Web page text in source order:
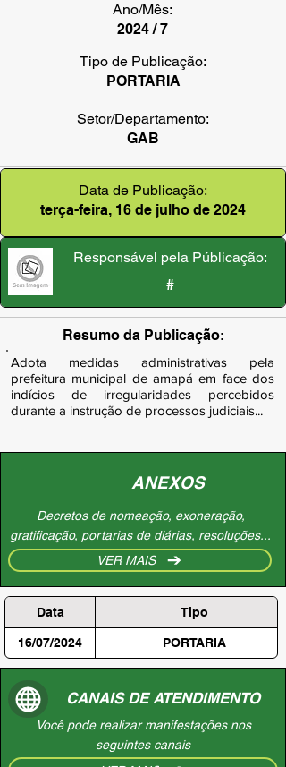
Ano/Mês:
2024 / 7
Tipo de Publicação:
PORTARIA
Setor/Departamento:
GAB
Data de Publicação:
terça-feira, 16 de julho de 2024
Responsável pela Públicação:
#
Resumo da Publicação:
Adota medidas administrativas pela
prefeitura municipal de amapá em face dos
indícios de irregularidades percebidos
durante a instrução de processos judiciais...
ANEXOS
Decretos de nomeação, exoneração,
gratificação, portarias de diárias, resoluções...
VER MAIS
Data Tipo
16/07/2024 PORTARIA
CANAIS DE ATENDIMENTO
Você pode realizar manifestações nos
seguintes canais